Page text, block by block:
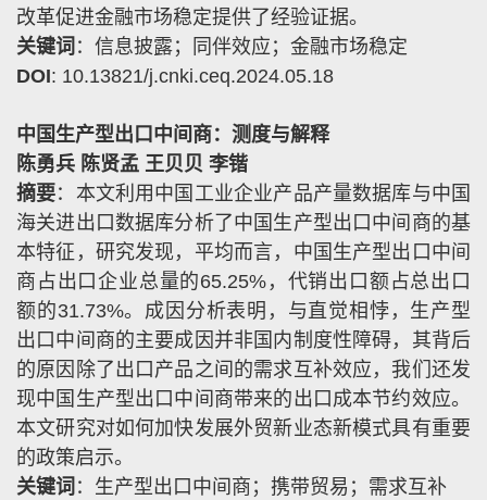
改革促进金融市场稳定提供了经验证据。
关键词 ：信息披露；同伴效应；金融市场稳定
DOI: 10.13821/j.cnki.ceq.2024.05.18
中国生产型出口中间商：测度与解释
陈勇兵 陈贤孟 王贝贝 李锴
摘要：本文利用中国工业企业产品产量数据库与中国
海关进出口数据库分析了中国生产型出口中间商的基
本特征，研究发现，平均而言，中国生产型出口中间
商占出口企业总量的65.25% ，代销出口额占总出口
额的31.73%。成因分析表明，与直觉相悖，生产型
出口中间商的主要成因并非国内制度性障碍，其背后
的原因除了出口产品之间的需求互补效应，我们还发
现中国生产型出口中间商带来的出口成本节约效应。
本文研究对如何加快发展外贸新业态新模式具有重要
的政策启示。
关键词 ：生产型出口中间商；携带贸易；需求互补